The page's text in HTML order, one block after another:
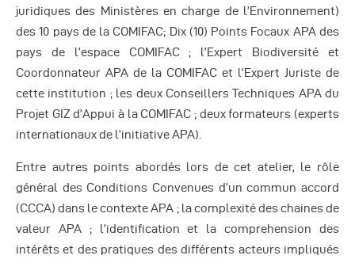
juridiques des Ministères en charge de l’Environnement)
des 10 pays de la COMIFAC; Dix (10) Points Focaux APA des
pays de l’espace COMIFAC ; l’Expert Biodiversité et
Coordonnateur APA de la COMIFAC et l’Expert Juriste de
cette institution ; les deux Conseillers Techniques APA du
Projet GIZ d’Appui à la COMIFAC ; deux formateurs (experts
internationaux de l’initiative APA).
Entre autres points abordés lors de cet atelier, le rôle
général des Conditions Convenues d’un commun accord
(CCCA) dans le contexte APA ; la complexité des chaines de
valeur APA ; l’identification et la comprehension des
intérêts et des pratiques des différents acteurs impliqués